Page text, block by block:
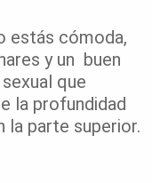
estás cómoda,
y un buen
que
la profundidad
la parte superior.